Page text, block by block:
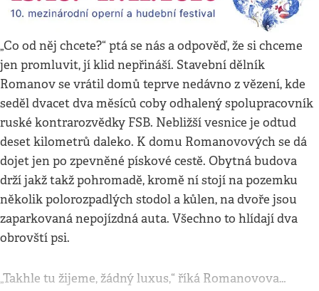
„Co od něj chcete?“ ptá se nás a odpověď, že si chceme
jen promluvit, jí klid nepřináší. Stavební dělník
Romanov se vrátil domů teprve nedávno z vězení, kde
seděl dvacet dva měsíců coby odhalený spolupracovník
ruské kontrarozvědky FSB. Nebližší vesnice je odtud
deset kilometrů daleko. K domu Romanovových se dá
dojet jen po zpevněné pískové cestě. Obytná budova
drží jakž takž pohromadě, kromě ní stojí na pozemku
několik polorozpadlých stodol a kůlen, na dvoře jsou
zaparkovaná nepojízdná auta. Všechno to hlídají dva
obrovští psi.
„Takhle tu žijeme, žádný luxus,“ říká Romanovova…